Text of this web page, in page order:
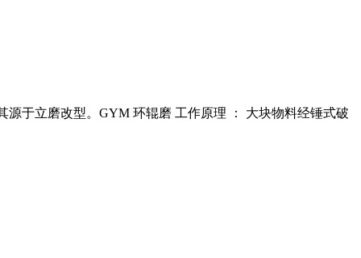
于立磨改型。GYM 环辊磨 工作原理 ： 大块物料经锤式破